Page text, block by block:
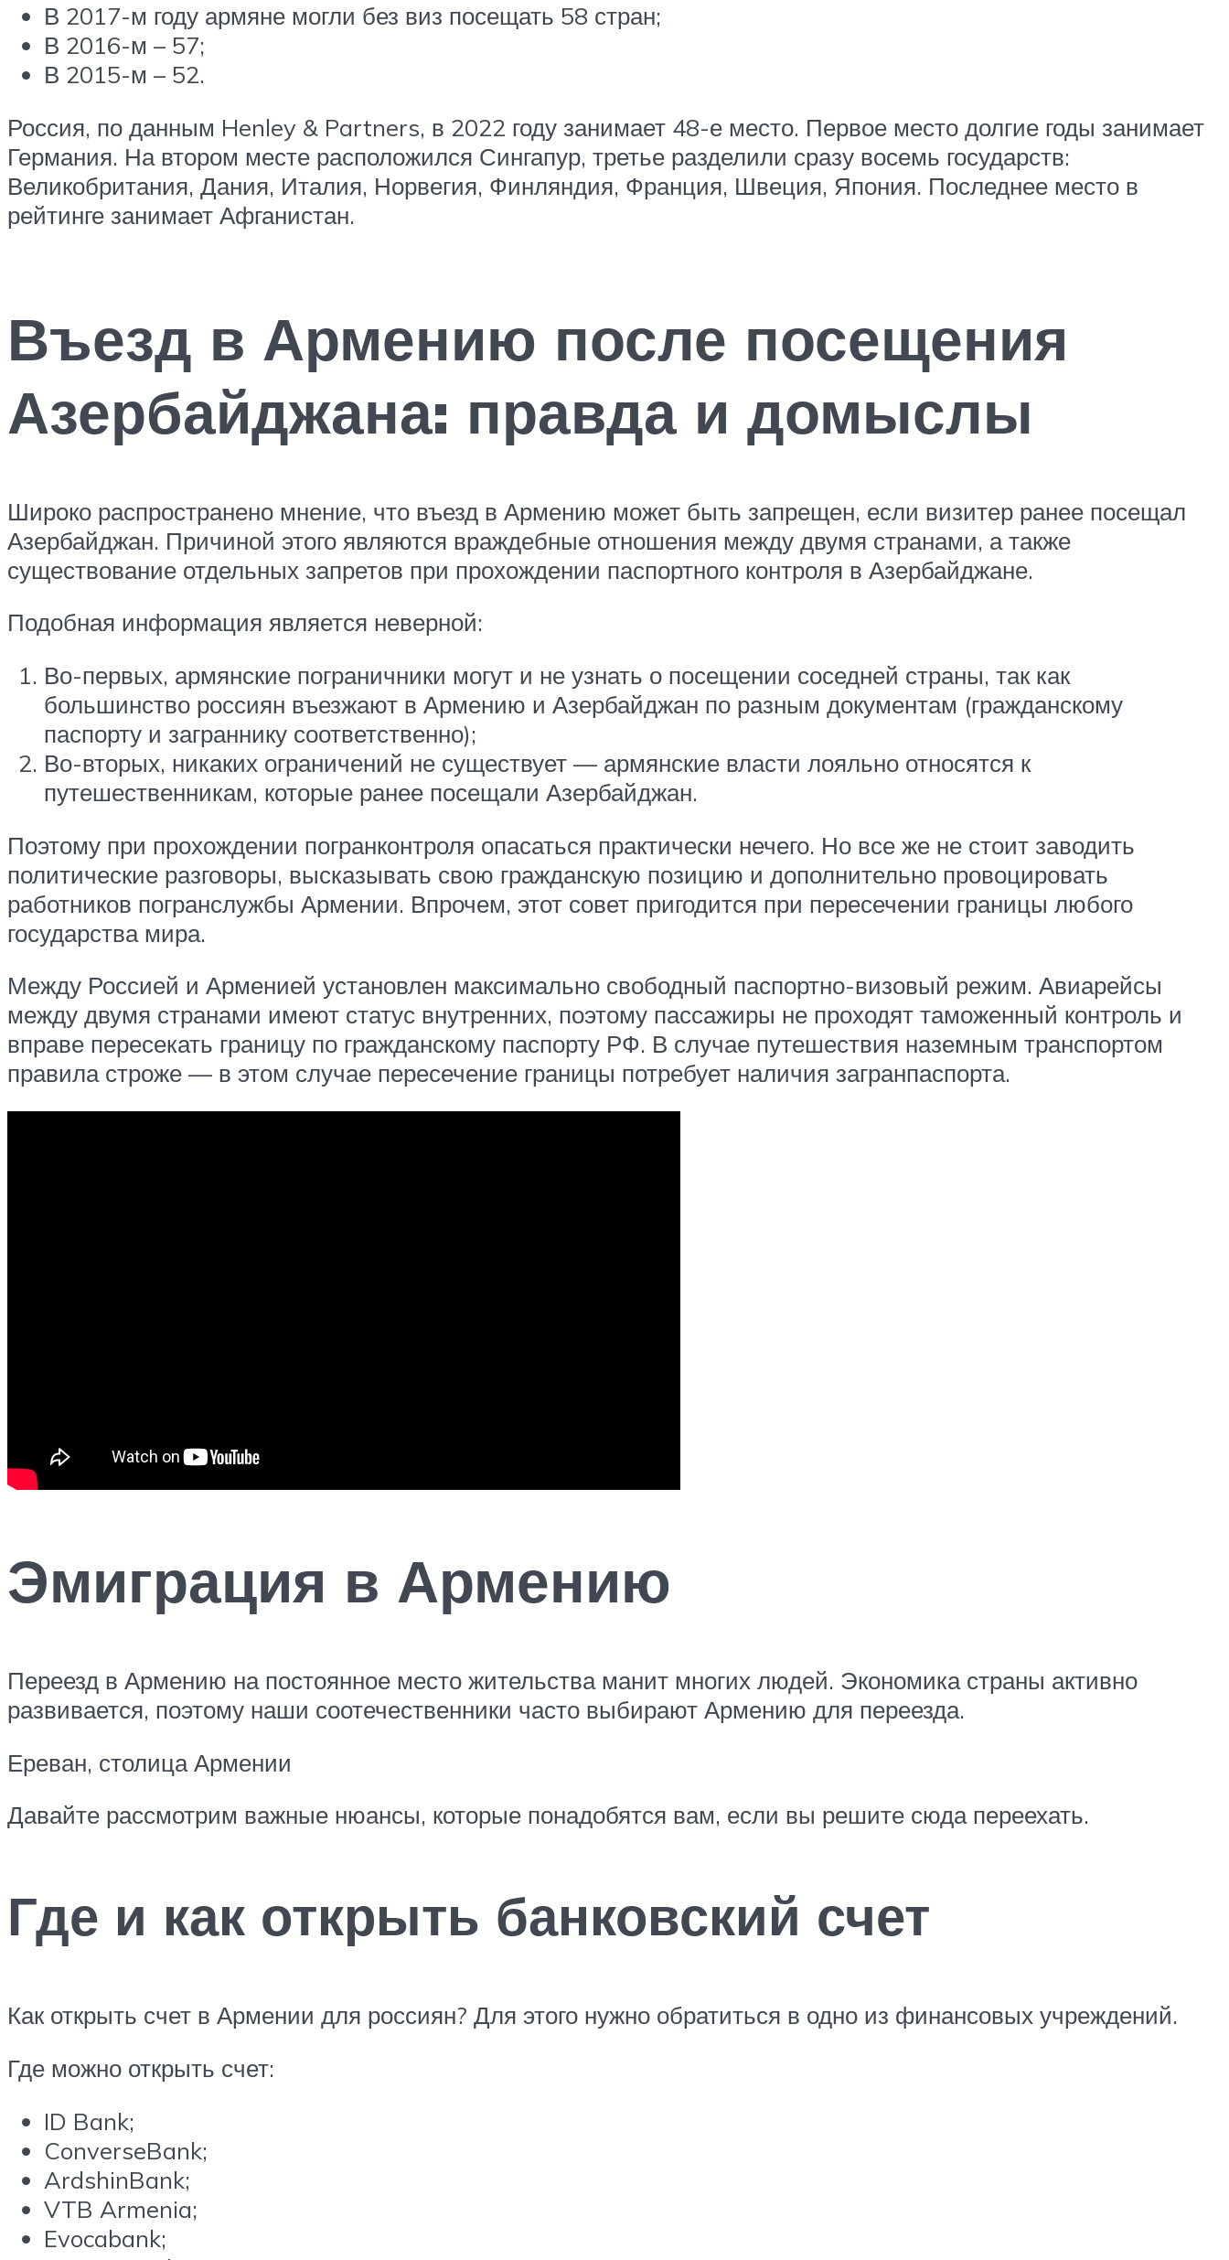
В 2017-м году армяне могли без виз посещать 58 стран;
В 2016-м – 57;
В 2015-м – 52.
Россия, по данным Henley & Partners, в 2022 году занимает 48-е место. Первое место долгие годы занимает
Германия. На втором месте расположился Сингапур, третье разделили сразу восемь государств:
Великобритания, Дания, Италия, Норвегия, Финляндия, Франция, Швеция, Япония. Последнее место в
рейтинге занимает Афганистан.
Въезд в Армению после посещения
Азербайджана: правда и домыслы
Широко распространено мнение, что въезд в Армению может быть запрещен, если визитер ранее посещал
Азербайджан. Причиной этого являются враждебные отношения между двумя странами, а также
существование отдельных запретов при прохождении паспортного контроля в Азербайджане.
Подобная информация является неверной:
Во-первых, армянские пограничники могут и не узнать о посещении соседней страны, так как
большинство россиян въезжают в Армению и Азербайджан по разным документам (гражданскому
паспорту и заграннику соответственно);
Во-вторых, никаких ограничений не существует — армянские власти лояльно относятся к
путешественникам, которые ранее посещали Азербайджан.
Поэтому при прохождении погранконтроля опасаться практически нечего. Но все же не стоит заводить
политические разговоры, высказывать свою гражданскую позицию и дополнительно провоцировать
работников погранслужбы Армении. Впрочем, этот совет пригодится при пересечении границы любого
государства мира.
Между Россией и Арменией установлен максимально свободный паспортно-визовый режим. Авиарейсы
между двумя странами имеют статус внутренних, поэтому пассажиры не проходят таможенный контроль и
вправе пересекать границу по гражданскому паспорту РФ. В случае путешествия наземным транспортом
правила строже — в этом случае пересечение границы потребует наличия загранпаспорта.
Эмиграция в Армению
Переезд в Армению на постоянное место жительства манит многих людей. Экономика страны активно
развивается, поэтому наши соотечественники часто выбирают Армению для переезда.
Ереван, столица Армении
Давайте рассмотрим важные нюансы, которые понадобятся вам, если вы решите сюда переехать.
Где и как открыть банковский счет
Как открыть счет в Армении для россиян? Для этого нужно обратиться в одно из финансовых учреждений.
Где можно открыть счет:
ID Bank;
ConverseBank;
ArdshinBank;
VTB Armenia;
Evocabank;